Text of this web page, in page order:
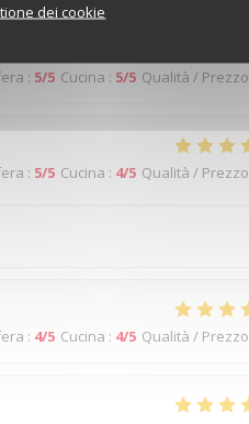
dei cookie
: 5/5 Cucina : 5/5 Qualità / Prezzo
: 5/5 Cucina : 4/5 Qualità / Prezzo
: 4/5 Cucina : 4/5 Qualità / Prezzo